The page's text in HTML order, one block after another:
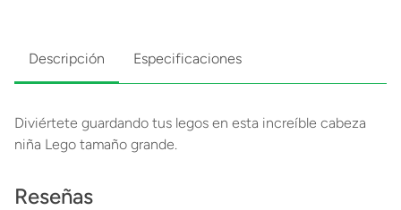
Descripción Especificaciones
Diviértete guardando tus legos en esta increíble cabeza
niña Lego tamaño grande.
Reseñas